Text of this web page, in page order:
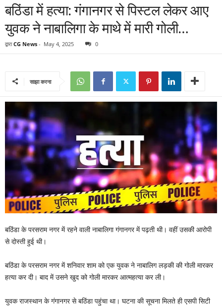
बठिंडा में हत्या: गंगानगर से पिस्टल लेकर आए
युवक ने नाबालिगा के माथे में मारी गोली…
द्वारा CG News - May 4, 2025 0
साझा करना
बठिंडा के परसराम नगर में रहने वाली नाबालिगा गंगानगर में पढ़ती थी। वहीं उसकी आरोपी
से दोस्ती हुई थी।
बठिंडा के परसराम नगर में शनिवार शाम को एक युवक ने नाबालिग लड़की की गोली मारकर
हत्या कर दी। बाद में उसने खुद को गोली मारकर आत्महत्या कर ली।
युवक राजस्थान के गंगानगर से बठिंडा पहुंचा था। घटना की सूचना मिलते ही एसपी सिटी